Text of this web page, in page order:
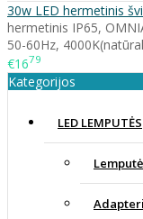
30w LED hermetinis
hermetinis IP65,
50-60Hz,
€1679
Kategorijos
LED LEMPUTĖS